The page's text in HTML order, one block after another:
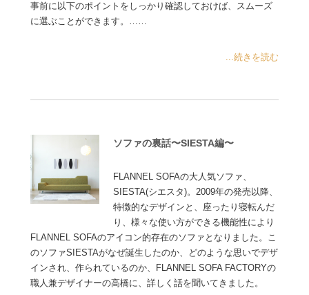
事前に以下のポイントをしっかり確認しておけば、スムーズ
に選ぶことができます。……
...続きを読む
ソファの裏話〜SIESTA編〜
FLANNEL SOFAの大人気ソファ、
SIESTA(シエスタ)。2009年の発売以降、
特徴的なデザインと、座ったり寝転んだ
り、様々な使い方ができる機能性により
FLANNEL SOFAのアイコン的存在のソファとなりました。こ
のソファSIESTAがなぜ誕生したのか、どのような思いでデザ
インされ、作られているのか、FLANNEL SOFA FACTORYの
職人兼デザイナーの高橋に、詳しく話を聞いてきました。